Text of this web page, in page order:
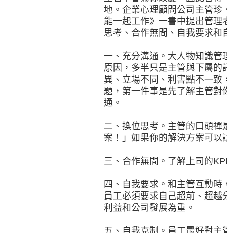
地。企業心理顧問公司主管珍
能一起工作》一書中提出管
思考、合作無間、自我要求和
一、充分溝通。大人物知識管
原因，多半只是主管與下屬
異、立場不同、利害點不一
題，第一件事是先了解主管對
通。
二、換位思考。主管的口頭
案！」如果你的解決方案可
三、合作無間。了解上司的
四、自我要求。和主管互動
員工必須要求自己超前、超
利益和公司發展為重。
五、自我克制。員工最好對